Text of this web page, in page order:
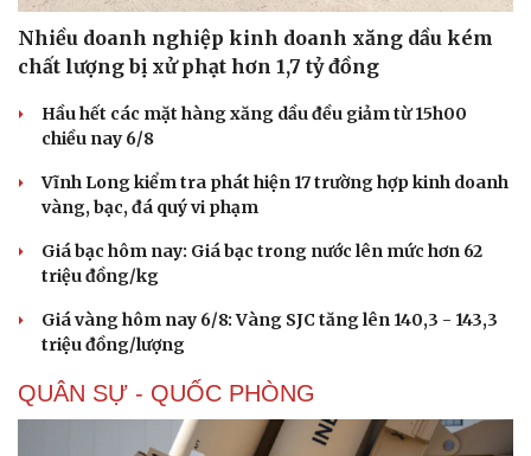
Thể thao
Bóng đá
Thế giới thể thao
eSports
Ô tô - Xe máy
Tư vấn
Nhiều doanh nghiệp kinh doanh xăng dầu kém
chất lượng bị xử phạt hơn 1,7 tỷ đồng
Hầu hết các mặt hàng xăng dầu đều giảm từ 15h00
chiều nay 6/8
Vĩnh Long kiểm tra phát hiện 17 trường hợp kinh doanh
vàng, bạc, đá quý vi phạm
Giá bạc hôm nay: Giá bạc trong nước lên mức hơn 62
triệu đồng/kg
Giá vàng hôm nay 6/8: Vàng SJC tăng lên 140,3 - 143,3
triệu đồng/lượng
QUÂN SỰ - QUỐC PHÒNG